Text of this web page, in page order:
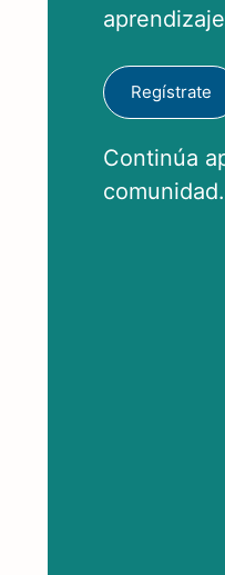
Regístrate
Continúa
comunidad.